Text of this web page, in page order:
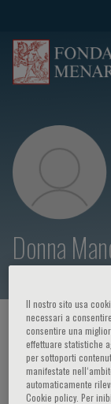
Donna
HOME PAGE /
Il nostro sito usa
necessari a
consentire una
effettuare statistiche
per sottoporti
manifestate
automaticamente
Cookie policy. Per